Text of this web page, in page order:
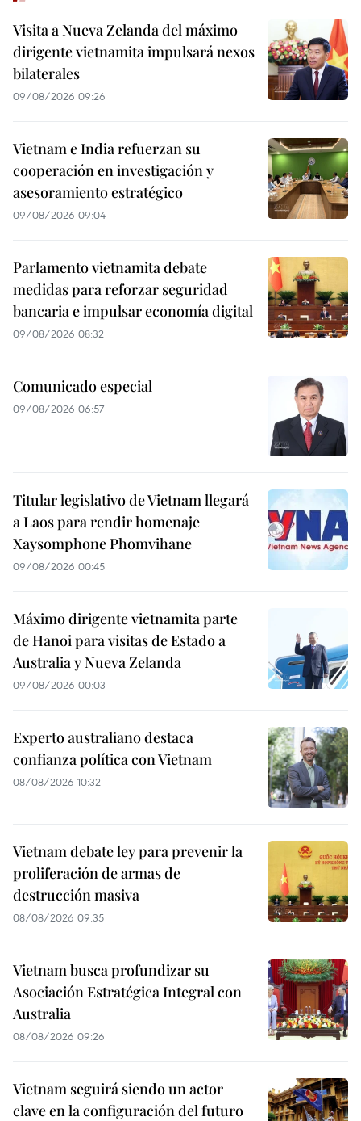
Visita a Nueva Zelanda del máximo
dirigente vietnamita impulsará nexos
bilaterales
09/08/2026 09:26
Vietnam e India refuerzan su
cooperación en investigación y
asesoramiento estratégico
09/08/2026 09:04
Parlamento vietnamita debate
medidas para reforzar seguridad
bancaria e impulsar economía digital
09/08/2026 08:32
Comunicado especial
09/08/2026 06:57
Titular legislativo de Vietnam llegará
a Laos para rendir homenaje
Xaysomphone Phomvihane
09/08/2026 00:45
Máximo dirigente vietnamita parte
de Hanoi para visitas de Estado a
Australia y Nueva Zelanda
09/08/2026 00:03
Experto australiano destaca
confianza política con Vietnam
08/08/2026 10:32
Vietnam debate ley para prevenir la
proliferación de armas de
destrucción masiva
08/08/2026 09:35
Vietnam busca profundizar su
Asociación Estratégica Integral con
Australia
08/08/2026 09:26
Vietnam seguirá siendo un actor
clave en la configuración del futuro